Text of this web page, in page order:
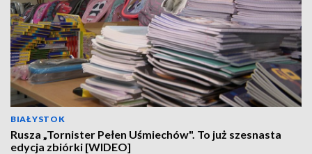
BIAŁYSTOK
Rusza „Tornister Pełen Uśmiechów". To już szesnasta
edycja zbiórki [WIDEO]